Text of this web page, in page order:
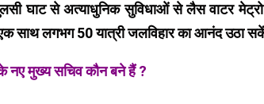
घाट से अत्याधुनिक सुविधाओं से लैस वाटर मेट्रो
साथ लगभग 50 यात्री जलविहार का आनंद उठा
नए मुख्य सचिव कौन बने हैं ?